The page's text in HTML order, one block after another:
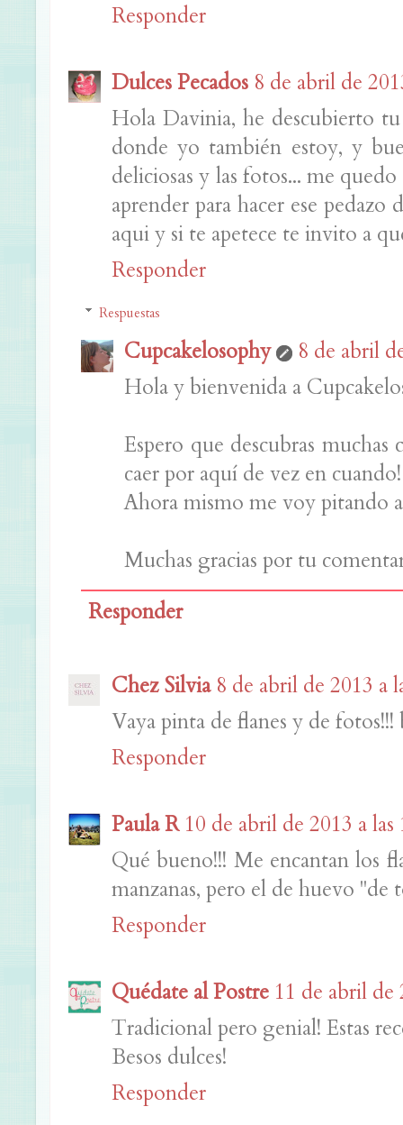
Responder
Dulces Pecados 8 de abril de
Hola Davinia, he descubierto
donde yo también estoy, y
deliciosas y las fotos... me
aprender para hacer ese
aqui y si te apetece te invito a
Responder
Respuestas
Cupcakelosophy
8 de abril
Hola y bienvenida a
Espero que descubras
caer por aquí de vez en cuando!
Ahora mismo me voy pitando
Muchas gracias por tu
Responder
Chez Silvia 8 de abril de 2013 a
Vaya pinta de flanes y de fotos!!!
Responder
Paula R 10 de abril de 2013 a las
Qué bueno!!! Me encantan los
manzanas, pero el de huevo
Responder
Quédate al Postre 11 de abril de
Tradicional pero genial! Estas
Besos dulces!
Responder